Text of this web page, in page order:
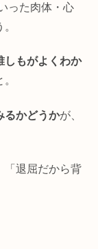
った肉体・心
しもがよくわか
るかどうかが、
「退屈だから背